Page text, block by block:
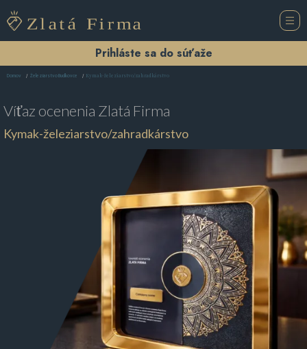
Prihláste sa do súťaže
Domov Železiarstvo Budkovce Kymak-železiarstvo/zahradkárstvo
Víťaz ocenenia Zlatá Firma
Kymak-železiarstvo/zahradkárstvo